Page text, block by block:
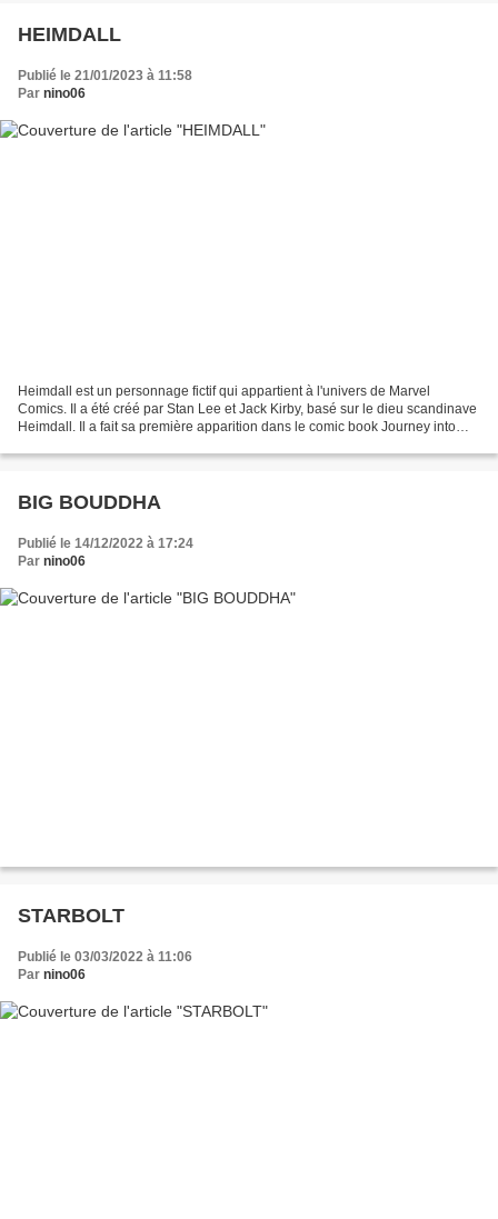
HEIMDALL
Publié le 21/01/2023 à 11:58
Par nino06
Heimdall est un personnage fictif qui appartient à l'univers de Marvel
Comics. Il a été créé par Stan Lee et Jack Kirby, basé sur le dieu scandinave
Heimdall. Il a fait sa première apparition dans le comic book Journey into
BIG BOUDDHA
Publié le 14/12/2022 à 17:24
Par nino06
STARBOLT
Publié le 03/03/2022 à 11:06
Par nino06